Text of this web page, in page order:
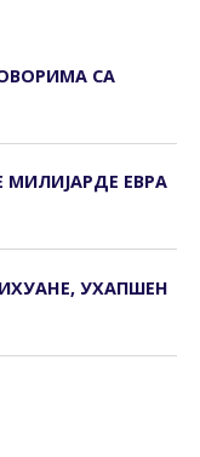
СА
ЕВРА
УХАПШЕН